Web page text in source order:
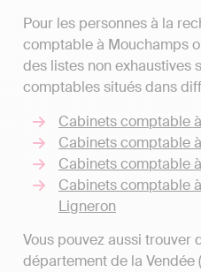
Pour les personnes à la
comptable à Mouchamps
des listes non exhaustives
comptables situés dans
Cabinets comptable
Cabinets comptable
Cabinets comptable
Cabinets comptable
Ligneron
Vous pouvez aussi trouver
département de la Vendée